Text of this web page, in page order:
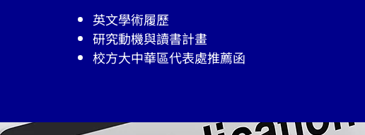
英文學術履歷
研究動機與讀書計畫
校方大中華區代表處推薦函